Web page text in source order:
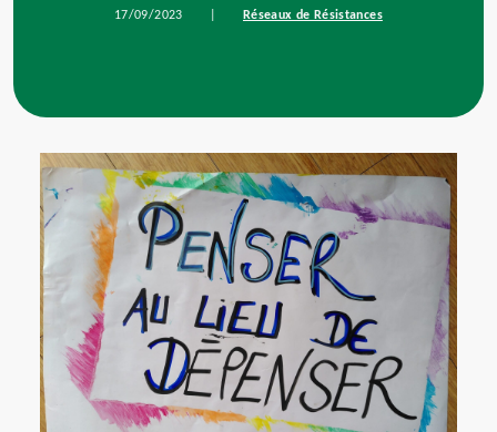
17/09/2023 Réseaux de Résistances